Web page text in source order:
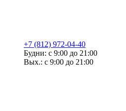
+7 (812) 972-04-40
Будни: с 9:00 до 21:00
Вых.: с 9:00 до 21:00